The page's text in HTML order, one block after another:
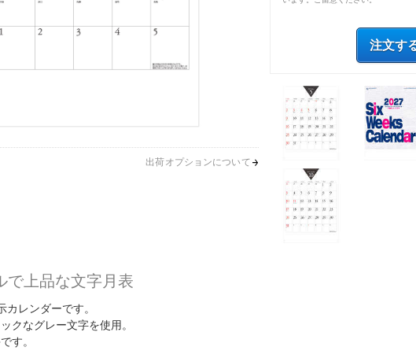
出荷オプションについて
注文す
で上品な文字月表
レンダーです。
クなグレー文字を使用。
す。